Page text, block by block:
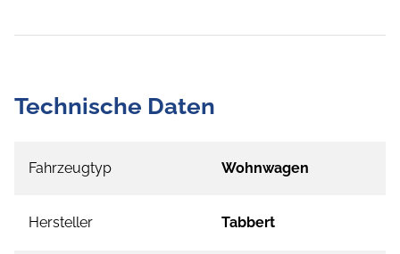
Technische Daten
Fahrzeugtyp Wohnwagen
Hersteller Tabbert